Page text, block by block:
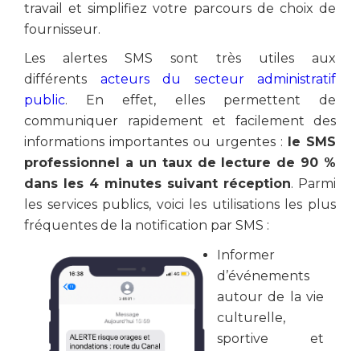
travail et simplifiez votre parcours de choix de
fournisseur.
Les alertes SMS sont très utiles aux
différents acteurs du secteur administratif
public. En effet, elles permettent de
communiquer rapidement et facilement des
informations importantes ou urgentes : le SMS
professionnel a un taux de lecture de 90 %
dans les 4 minutes suivant réception. Parmi
les services publics, voici les utilisations les plus
fréquentes de la notification par SMS :
Informer
d’événements
autour de la vie
culturelle,
sportive et